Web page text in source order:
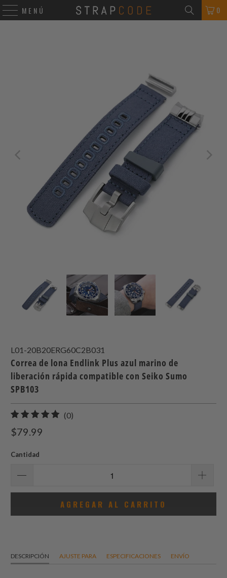
MENÚ 0
L01-20B20ERG60C2B031
Correa de lona Endlink Plus azul marino de
liberación rápida compatible con Seiko Sumo
SPB103
(0)
$79.99
Cantidad
AGREGAR AL CARRITO
DESCRIPCIÓN AJUSTE PARA ESPECIFICACIONES ENVÍO